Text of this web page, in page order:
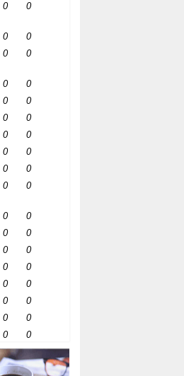
0 0
0
0
0 0
0
0
0
0
0
0
0
0
0
0
0
0
0 0
0
0
0
0
0
0
0
0
0
0
0
0
0
0
0 0